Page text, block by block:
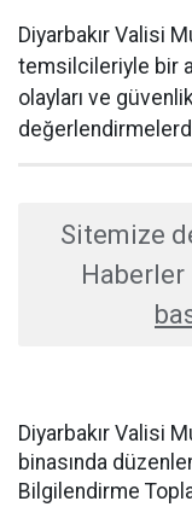
Diyarbakır Valisi
temsilcileriyle bir
olayları ve
Sitemize
Haberler
Diyarbakır Valisi
binasında
Bilgilendirme